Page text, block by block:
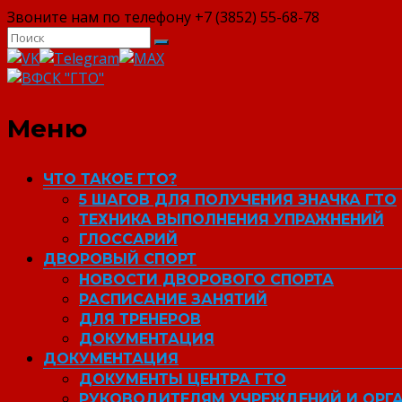
Звоните нам по телефону +7 (3852) 55-68-78
ВФСК "ГТО"
Меню
ЧТО ТАКОЕ ГТО?
5 ШАГОВ ДЛЯ ПОЛУЧЕНИЯ ЗНАЧКА ГТО
ТЕХНИКА ВЫПОЛНЕНИЯ УПРАЖНЕНИЙ
ГЛОССАРИЙ
ДВОРОВЫЙ СПОРТ
НОВОСТИ ДВОРОВОГО СПОРТА
РАСПИСАНИЕ ЗАНЯТИЙ
ДЛЯ ТРЕНЕРОВ
ДОКУМЕНТАЦИЯ
ДОКУМЕНТАЦИЯ
ДОКУМЕНТЫ ЦЕНТРА ГТО